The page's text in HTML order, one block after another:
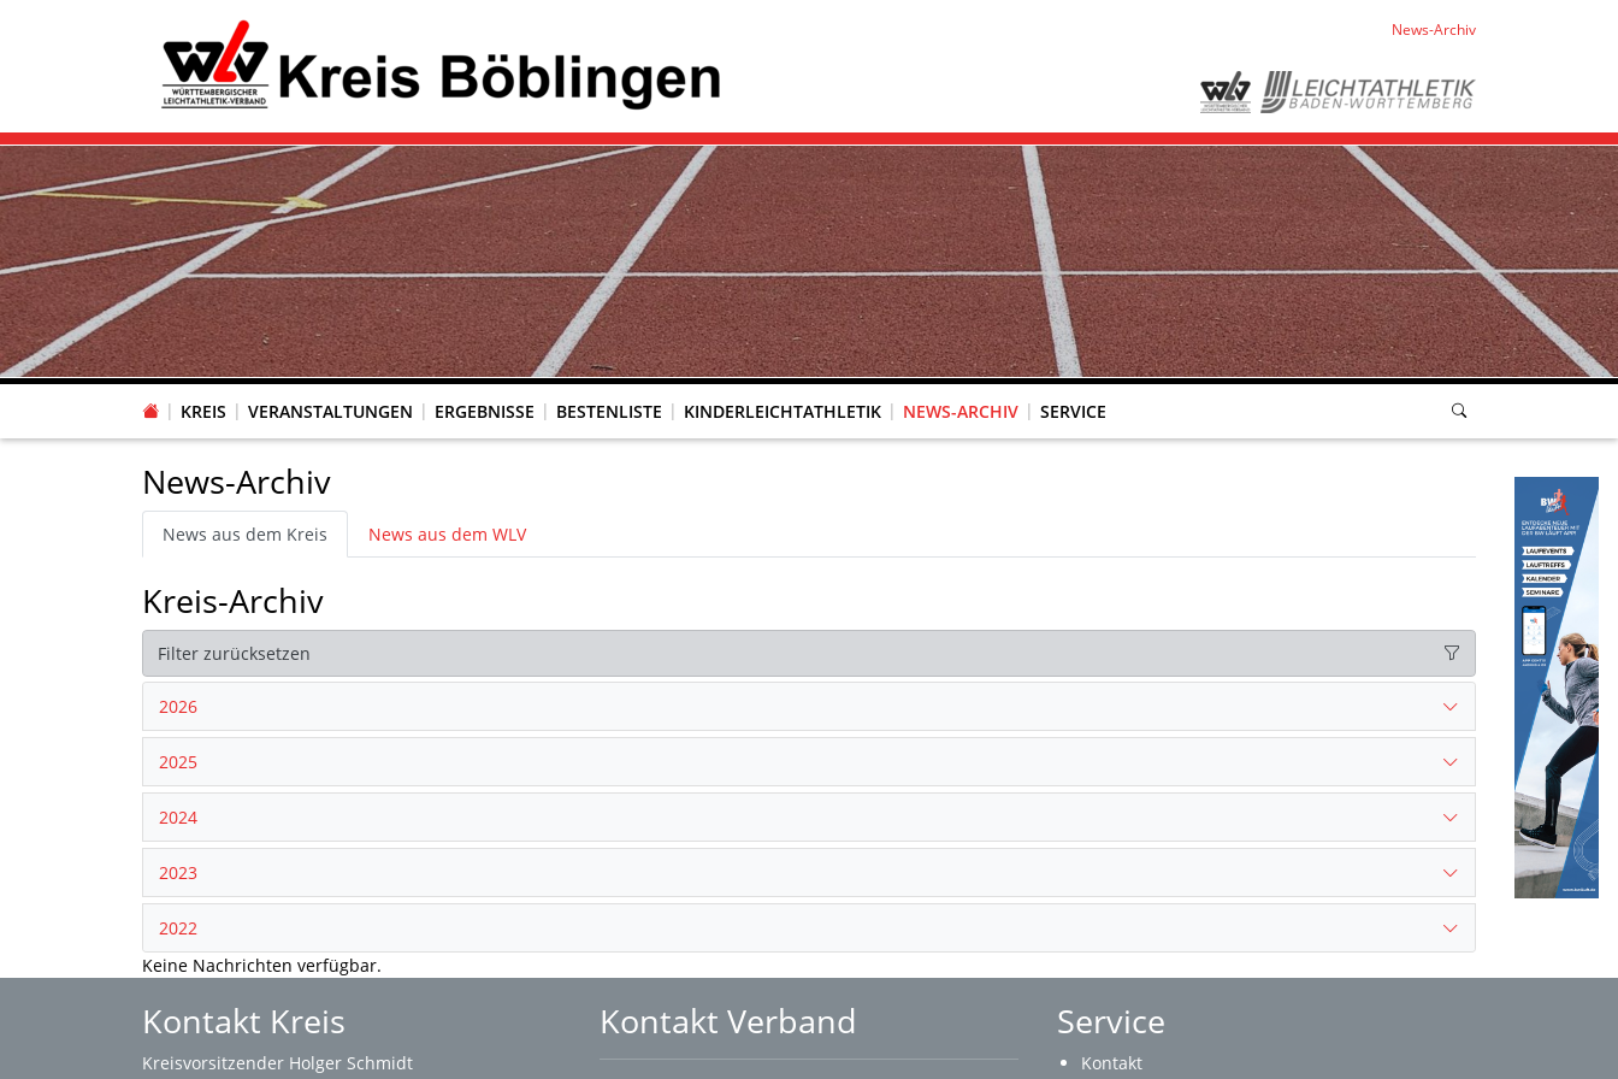
News-Archiv
KREIS VERANSTALTUNGEN ERGEBNISSE BESTENLISTE KINDERLEICHTATHLETIK NEWS-ARCHIV SERVICE
News-Archiv
News aus dem Kreis News aus dem WLV
Kreis-Archiv
Filter zurücksetzen
2026
2025
2024
2023
2022
Keine Nachrichten verfügbar.
Kontakt Kreis
Kreisvorsitzender Holger Schmidt
Kontakt Verband Service
Kontakt